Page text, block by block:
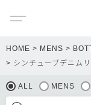
HOME MENS
シンチューブデニム
ALL MENS